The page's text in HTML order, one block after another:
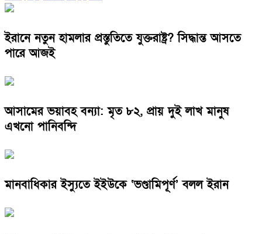
ইরানে নতুন হামলার প্রস্তুতিতে যুক্তরাষ্ট্র? সিদ্ধান্ত আসতে
পারে আজই
আসামের ভয়াবহ বন্যা: মৃত ৮২, প্রায় দুই লাখ মানুষ
এখনো পানিবন্দি
মানবাধিকার ইস্যুতে ইইউকে ‘ভণ্ডামিপূর্ণ’ বলল ইরান